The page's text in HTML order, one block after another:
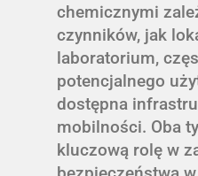
chemicznymi
czynników, jak
laboratorium,
potencjalnego
dostępna
mobilności. Oba
kluczową rolę w